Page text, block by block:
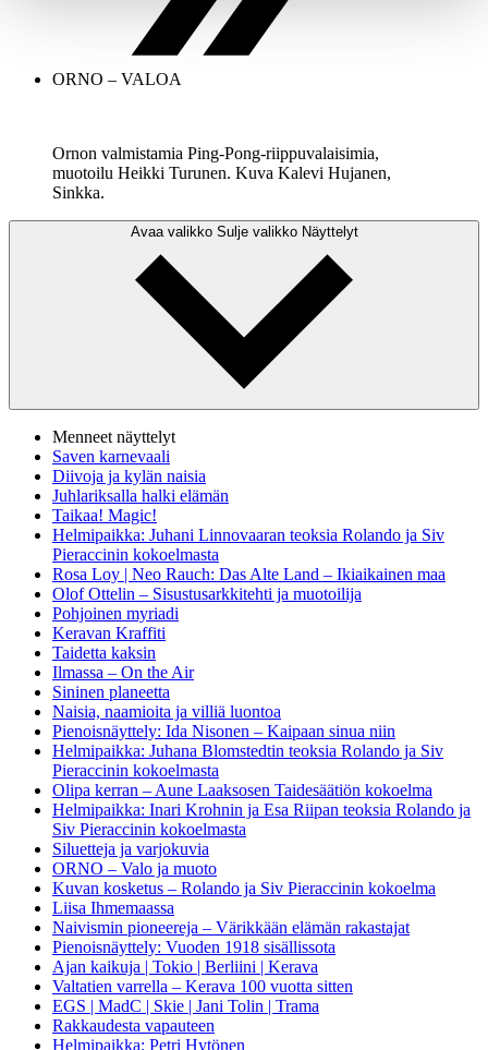
ORNO – VALOA
Ornon valmistamia Ping-Pong-riippuvalaisimia,
muotoilu Heikki Turunen. Kuva Kalevi Hujanen,
Sinkka.
Avaa valikko Sulje valikko Näyttelyt
Menneet näyttelyt
Saven karnevaali
Diivoja ja kylän naisia
Juhlariksalla halki elämän
Taikaa! Magic!
Helmipaikka: Juhani Linnovaaran teoksia Rolando ja Siv
Pieraccinin kokoelmasta
Rosa Loy | Neo Rauch: Das Alte Land – Ikiaikainen maa
Olof Ottelin – Sisustusarkkitehti ja muotoilija
Pohjoinen myriadi
Keravan Kraffiti
Taidetta kaksin
Ilmassa – On the Air
Sininen planeetta
Naisia, naamioita ja villiä luontoa
Pienoisnäyttely: Ida Nisonen – Kaipaan sinua niin
Helmipaikka: Juhana Blomstedtin teoksia Rolando ja Siv
Pieraccinin kokoelmasta
Olipa kerran – Aune Laaksosen Taidesäätiön kokoelma
Helmipaikka: Inari Krohnin ja Esa Riipan teoksia Rolando ja
Siv Pieraccinin kokoelmasta
Siluetteja ja varjokuvia
ORNO – Valo ja muoto
Kuvan kosketus – Rolando ja Siv Pieraccinin kokoelma
Liisa Ihmemaassa
Naivismin pioneereja – Värikkään elämän rakastajat
Pienoisnäyttely: Vuoden 1918 sisällissota
Ajan kaikuja | Tokio | Berliini | Kerava
Valtatien varrella – Kerava 100 vuotta sitten
EGS | MadC | Skie | Jani Tolin | Trama
Rakkaudesta vapauteen
Helmipaikka: Petri Hytönen